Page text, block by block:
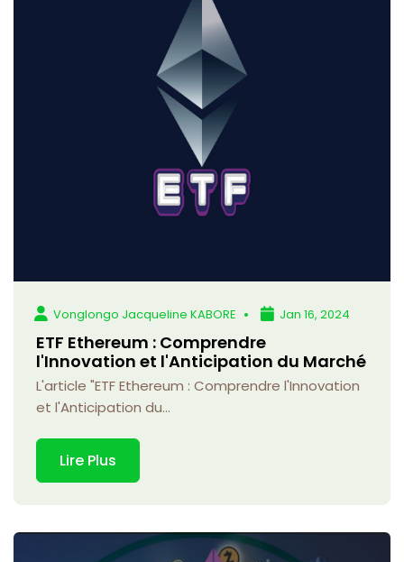
Vonglongo Jacqueline KABORE Jan 16, 2024
ETF Ethereum : Comprendre
l'Innovation et l'Anticipation du Marché
L'article "ETF Ethereum : Comprendre l'Innovation
et l'Anticipation du...
Lire Plus